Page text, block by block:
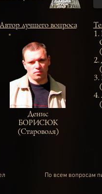
Автор лучшего вопроса
Денис
БОРИСЮК
(Староволя)
2.
3.
4.
По всем вопросам